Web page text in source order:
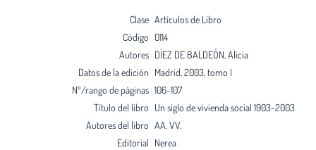
Clase Artículos de Libro
Código 0114
Autores DÍEZ DE BALDEÓN, Alicia
Datos de la edición Madrid, 2003, tomo I
Nº/rango de páginas 106-107
Título del libro Un siglo de vivienda social 1903-2003
Autores del libro AA. VV.
Editorial Nerea